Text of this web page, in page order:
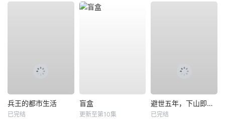
兵王的都市生活
已完结
盲盒
更新至第10集
避世五年，下山即无敌
已完结